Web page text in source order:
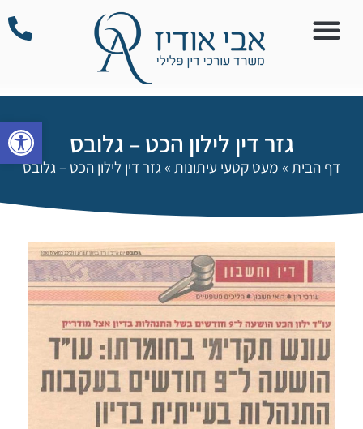
פתח גזר דין לילון הכט – גלובס
דף הבית » מעט קטעי עיתונות » גזר דין לילון הכט – גלובס